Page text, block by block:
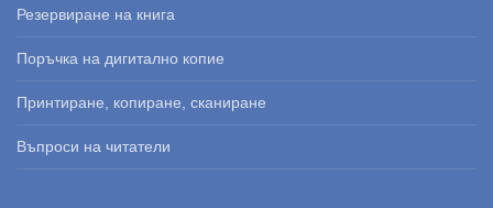
Резервиране на книга
Поръчка на дигитално копие
Принтиране, копиране, сканиране
Въпроси на читатели